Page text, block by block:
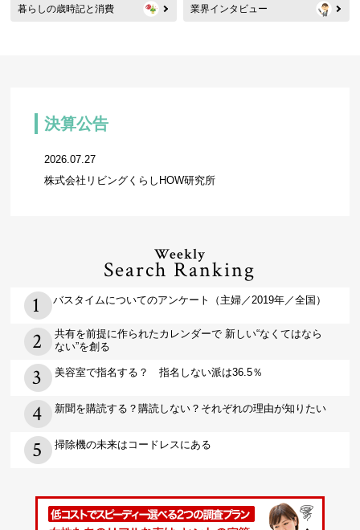
暮らしの歳時記と消費 業界インタビュー
決算公告
2026.07.27
株式会社リビングくらしHOW研究所
Weekly
Search Ranking
バスタイムについてのアンケート（主婦／2019年／全国）
共有を前提に作られたカレンダーで 新しい“なくてはなら
ない”を創る
美容室で指名する？ 指名しない派は36.5％
新聞を購読する？購読しない？それぞれの理由が知りたい
掃除機の未来はコードレスにある